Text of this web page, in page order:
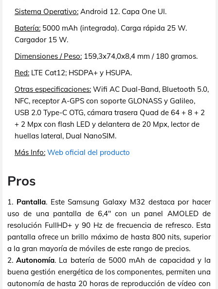
Sistema Operativo: Android 12. Capa One UI.
Batería: 5000 mAh (integrada). Carga rápida 25 W.
Cargador 15 W.
Dimensiones / Peso: 159,3x74,0x8,4 mm / 180 gramos.
Red: LTE Cat12; HSDPA+ y HSUPA.
Otras especificaciones: Wifi AC Dual-Band, Bluetooth 5.0,
NFC, receptor A-GPS con soporte GLONASS y Galileo,
USB 2.0 Type-C OTG, cámara trasera Quad de 64 + 8 + 2
+ 2 Mpx con flash LED y delantera de 20 Mpx, lector de
huellas lateral, Dual NanoSIM.
Más Info: Web oficial del producto
Pros
1. Pantalla. Este Samsung Galaxy M32 destaca por hacer
uso de una pantalla de 6,4" con un panel AMOLED de
resolución FullHD+ y 90 Hz de frecuencia de refresco. Esta
pantalla ofrece un brillo máximo de hasta 800 nits, superior
a la gran mayoría de móviles de este rango de precios.
2.Autonomía. La batería de 5000 mAh de capacidad y la
buena gestión energética de los componentes, permiten una
autonomía de hasta 20 horas de reproducción de vídeo con